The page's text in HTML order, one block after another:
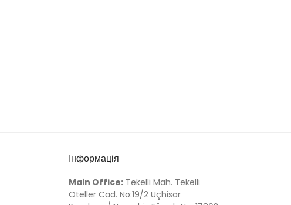
Інформація
Main Office: Tekelli Mah. Tekelli
Oteller Cad. No:19/2 Uçhisar